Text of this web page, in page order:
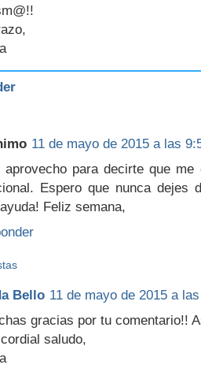
11 de mayo de 2015 a las
aprovecho para decirte que
Espero que nunca
Feliz semana,
Bello 11 de mayo de 2015 a
gracias por tu comentario!!
saludo,